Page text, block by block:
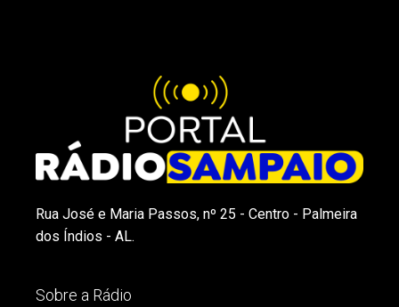
Rua José e Maria Passos, nº 25 - Centro - Palmeira
dos Índios - AL.
Sobre a Rádio